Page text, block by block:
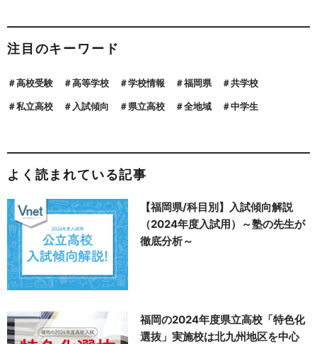
注目のキーワード
高校受験 高等学校 学校情報 福岡県 共学校
私立高校 入試傾向 県立高校 全地域 中学生
よく読まれている記事
【福岡県/科目別】入試傾向解説
（2024年度入試用）～塾の先生が
徹底分析～
福岡の2024年度県立高校「特色化
選抜」実施校は北九州地区を中心